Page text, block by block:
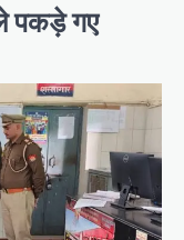
पकड़े गए